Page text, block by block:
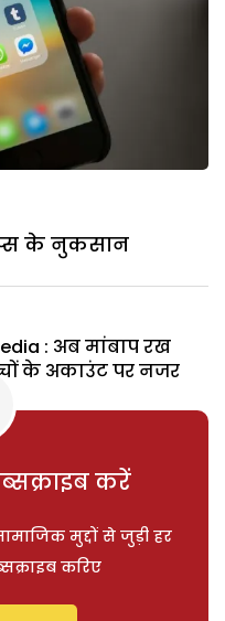
के नुकसान
: अब मांबाप रख
के अकाउंट पर नजर
करें
मुद्दों से जुड़ी हर
करिए